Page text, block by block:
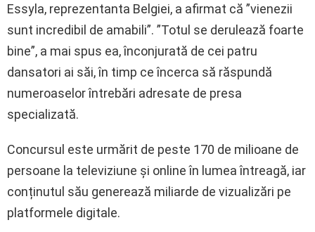
Essyla, reprezentanta Belgiei, a afirmat că ”vienezii
sunt incredibil de amabili”. ”Totul se derulează foarte
bine”, a mai spus ea, înconjurată de cei patru
dansatori ai săi, în timp ce încerca să răspundă
numeroaselor întrebări adresate de presa
specializată.
Concursul este urmărit de peste 170 de milioane de
persoane la televiziune și online în lumea întreagă, iar
conținutul său generează miliarde de vizualizări pe
platformele digitale.